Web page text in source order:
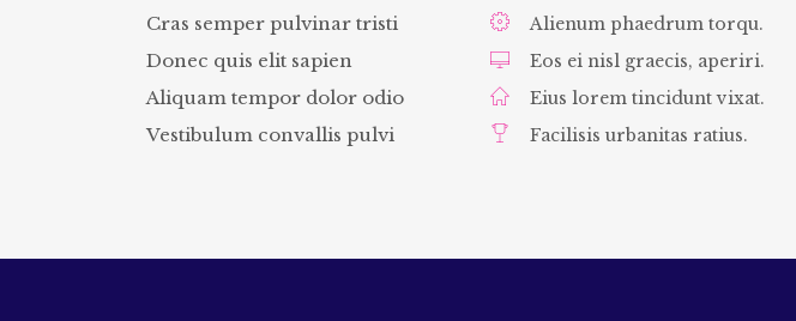
Cras semper pulvinar tristi
Donec quis elit sapien
Aliquam tempor dolor odio
Vestibulum convallis pulvi
Alienum phaedrum torqu.
Eos ei nisl graecis, aperiri.
Eius lorem tincidunt vixat.
Facilisis urbanitas ratius.